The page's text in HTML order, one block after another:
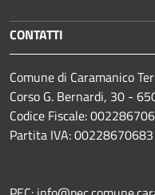
CONTATTI
Comune di Caramanico
Corso G. Bernardi, 30 -
Codice Fiscale:
Partita IVA: 00228670683